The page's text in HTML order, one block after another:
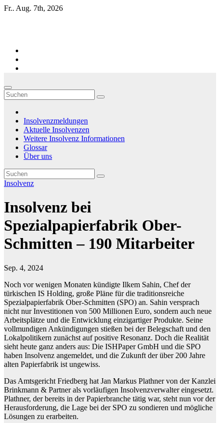
Zum
Fr.. Aug. 7th, 2026
Insolvenzmeldungen
Aktuelle Insolvenzen
Weitere Insolvenz Informationen
Glossar
Über uns
Insolvenz
Insolvenz bei
Spezialpapierfabrik Ober-
Schmitten – 190 Mitarbeiter
Sep. 4, 2024
Noch vor wenigen Monaten kündigte Ilkem Sahin, Chef der
türkischen IS Holding, große Pläne für die traditionsreiche
Spezialpapierfabrik Ober-Schmitten (SPO) an. Sahin versprach
nicht nur Investitionen von 500 Millionen Euro, sondern auch neue
Arbeitsplätze und die Entwicklung einzigartiger Produkte. Seine
vollmundigen Ankündigungen stießen bei der Belegschaft und den
Lokalpolitikern zunächst auf positive Resonanz. Doch die Realität
sieht heute ganz anders aus: Die ISHPaper GmbH und die SPO
haben Insolvenz angemeldet, und die Zukunft der über 200 Jahre
alten Papierfabrik ist ungewiss.
Das Amtsgericht Friedberg hat Jan Markus Plathner von der Kanzlei
Brinkmann & Partner als vorläufigen Insolvenzverwalter eingesetzt.
Plathner, der bereits in der Papierbranche tätig war, steht nun vor der
Herausforderung, die Lage bei der SPO zu sondieren und mögliche
Lösungen zu erarbeiten.